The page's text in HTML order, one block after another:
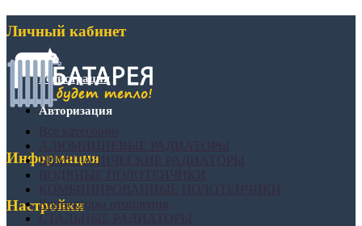
Личный кабинет
Регистрация
Авторизация
Информация
Настройки
БИМЕТАЛИЧЕСКИЕ РАДИАТОРЫ
Конвекторы отопления
СТАЛЬНЫЕ РАДИАТОРЫ